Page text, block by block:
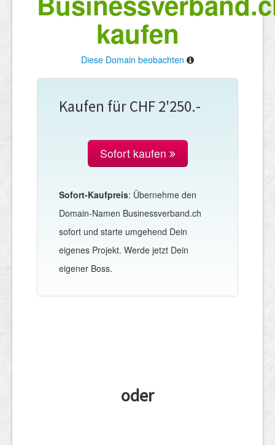
kaufen
Diese Domain beobachten
Kaufen für CHF 2'250.-
Sofort kaufen
Sofort-Kaufpreis: Übernehme den
Domain-Namen Businessverband.ch
sofort und starte umgehend Dein
eigenes Projekt. Werde jetzt Dein
eigener Boss.
oder